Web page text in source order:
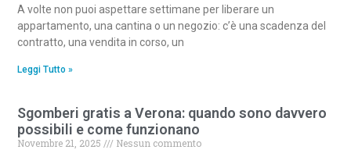
A volte non puoi aspettare settimane per liberare un
appartamento, una cantina o un negozio: c’è una scadenza del
contratto, una vendita in corso, un
Leggi Tutto »
Sgomberi gratis a Verona: quando sono davvero
possibili e come funzionano
Novembre 21, 2025
Nessun commento